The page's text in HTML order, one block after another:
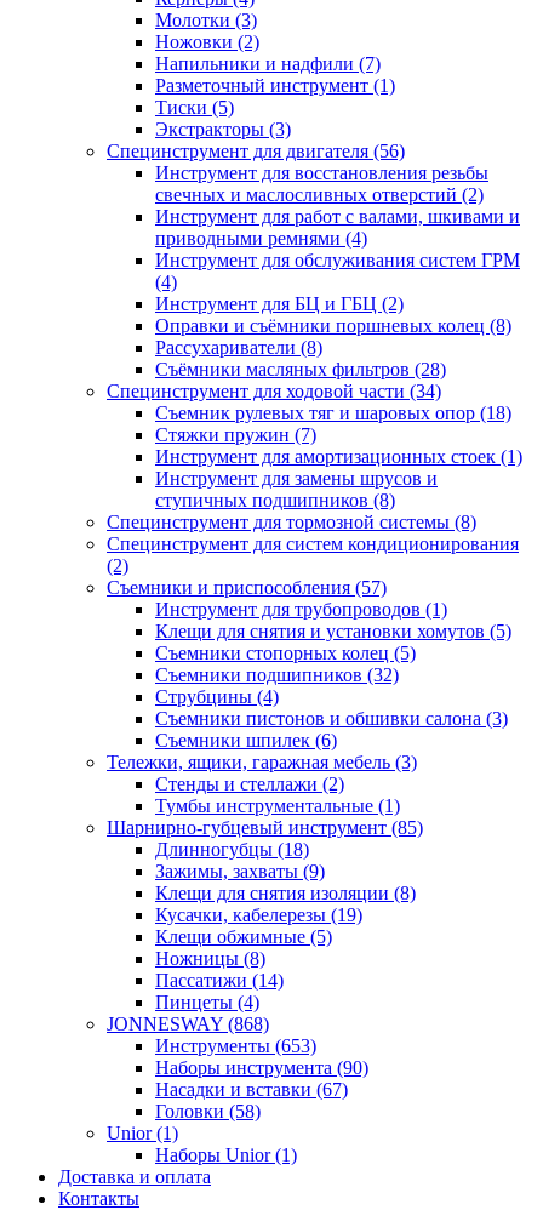
Молотки (3)
Ножовки (2)
Напильники и надфили (7)
Разметочный инструмент (1)
Тиски (5)
Экстракторы (3)
Специнструмент для двигателя (56)
Инструмент для восстановления резьбы
свечных и маслосливных отверстий (2)
Инструмент для работ с валами, шкивами и
приводными ремнями (4)
Инструмент для обслуживания систем ГРМ
(4)
Инструмент для БЦ и ГБЦ (2)
Оправки и съёмники поршневых колец (8)
Рассухариватели (8)
Съёмники масляных фильтров (28)
Специнструмент для ходовой части (34)
Съемник рулевых тяг и шаровых опор (18)
Стяжки пружин (7)
Инструмент для амортизационных стоек (1)
Инструмент для замены шрусов и
ступичных подшипников (8)
Специнструмент для тормозной системы (8)
Специнструмент для систем кондиционирования
(2)
Съемники и приспособления (57)
Инструмент для трубопроводов (1)
Клещи для снятия и установки хомутов (5)
Съемники стопорных колец (5)
Съемники подшипников (32)
Струбцины (4)
Съемники пистонов и обшивки салона (3)
Съемники шпилек (6)
Тележки, ящики, гаражная мебель (3)
Cтенды и стеллажи (2)
Тумбы инструментальные (1)
Шарнирно-губцевый инструмент (85)
Длинногубцы (18)
Зажимы, захваты (9)
Клещи для снятия изоляции (8)
Кусачки, кабелерезы (19)
Клещи обжимные (5)
Ножницы (8)
Пассатижи (14)
Пинцеты (4)
JONNESWAY (868)
Инструменты (653)
Наборы инструмента (90)
Насадки и вставки (67)
Головки (58)
Unior (1)
Наборы Unior (1)
Доставка и оплата
Контакты